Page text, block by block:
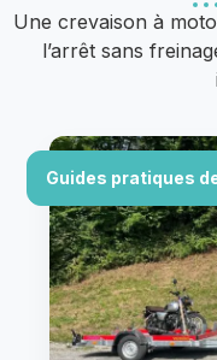
Une crevaison à
l’arrêt sans
Guides pratiques